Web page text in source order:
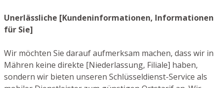
Unerlässliche [Kundeninformationen, Informationen
für Sie]
Wir möchten Sie darauf aufmerksam machen, dass wir in
Mähren keine direkte [Niederlassung, Filiale] haben,
sondern wir bieten unseren Schlüsseldienst-Service als